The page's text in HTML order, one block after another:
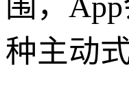
种主动